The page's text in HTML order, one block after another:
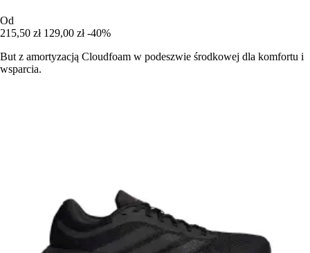
Od
215,50 zł 129,00 zł -40%
But z amortyzacją Cloudfoam w podeszwie środkowej dla komfortu i
wsparcia.